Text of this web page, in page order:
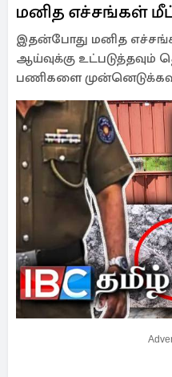
மனித எச்சங்கள்
இதன்போது மனித
ஆய்வுக்கு உட்படுத்தவும்
பணிகளை